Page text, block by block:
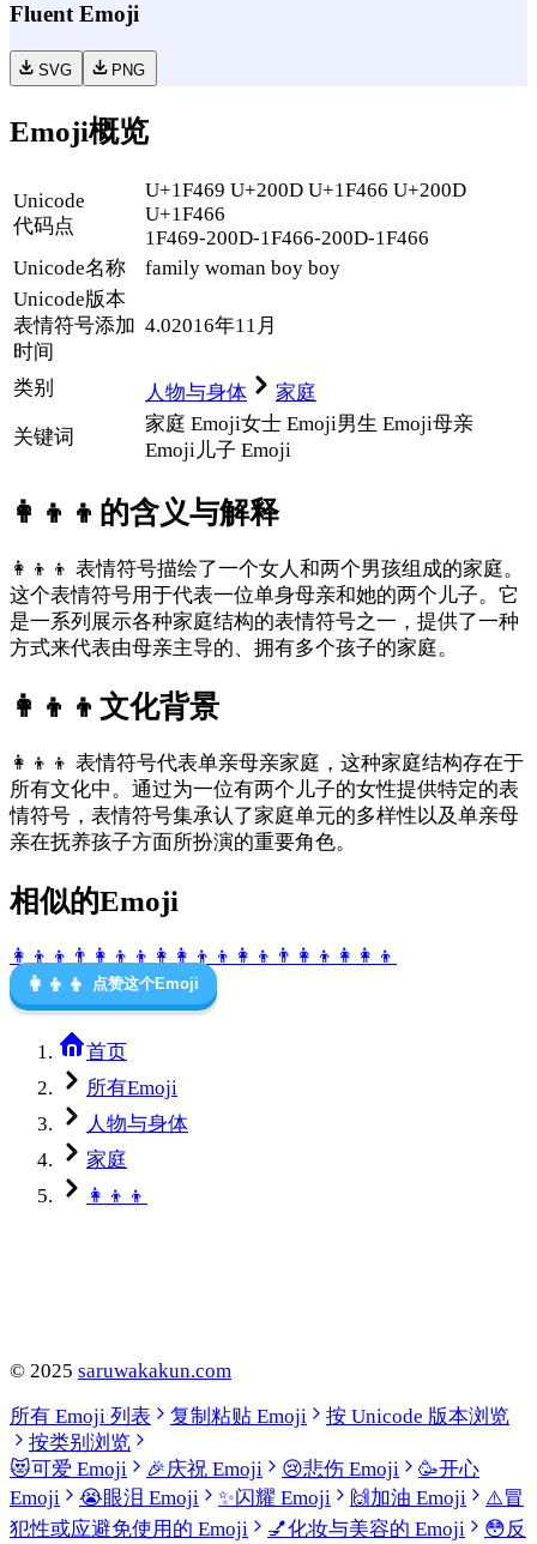
Fluent Emoji
SVG PNG
Emoji概览
Unicode
代码点
U+1F469 U+200D U+1F466 U+200D
U+1F466
1F469-200D-1F466-200D-1F466
Unicode名称
family woman boy boy
Unicode版本
表情符号添加
时间
4.02016年11月
类别 人物与身体
家庭
关键词
家庭 Emoji女士 Emoji男生 Emoji母亲
Emoji儿子 Emoji
👩‍👦‍👦 的含义与解释
👩‍👦‍👦 表情符号描绘了一个女人和两个男孩组成的家庭。
这个表情符号用于代表一位单身母亲和她的两个儿子。它
是一系列展示各种家庭结构的表情符号之一，提供了一种
方式来代表由母亲主导的、拥有多个孩子的家庭。
👩‍👦‍👦 文化背景
👩‍👦‍👦 表情符号代表单亲母亲家庭，这种家庭结构存在于
所有文化中。通过为一位有两个儿子的女性提供特定的表
情符号，表情符号集承认了家庭单元的多样性以及单亲母
亲在抚养孩子方面所扮演的重要角色。
相似的Emoji
👩‍👦‍👦 👨‍👩‍👦‍👦 👩‍👩‍👦‍👦 👩‍👦 👨‍👩‍👦 👩‍👩‍👦
👩‍👦‍👦 点赞这个Emoji
首页
所有Emoji
人物与身体
家庭
👩‍👦‍👦
© 2025 saruwakakun.com
所有 Emoji 列表
复制粘贴 Emoji
按 Unicode 版本浏览
按类别浏览
😻可爱 Emoji 🎉庆祝 Emoji 😢悲伤 Emoji 🥳开心
Emoji
😭眼泪 Emoji ✨闪耀 Emoji 🙌加油 Emoji ⚠️冒
犯性或应避免使用的 Emoji
💅化妆与美容的 Emoji 😳反